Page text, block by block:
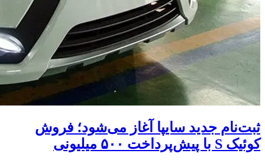
ثبت‌نام جدید سایپا آغاز می‌شود؛ فروش
کوئیک S با پیش‌پرداخت ۵۰۰ میلیونی